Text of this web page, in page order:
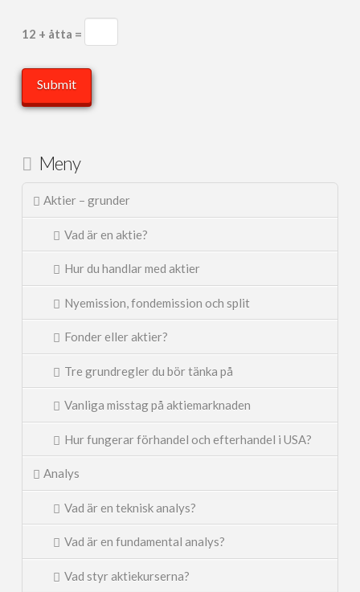
12 + åtta =
Meny
Aktier – grunder
Vad är en aktie?
Hur du handlar med aktier
Nyemission, fondemission och split
Fonder eller aktier?
Tre grundregler du bör tänka på
Vanliga misstag på aktiemarknaden
Hur fungerar förhandel och efterhandel i USA?
Analys
Vad är en teknisk analys?
Vad är en fundamental analys?
Vad styr aktiekurserna?